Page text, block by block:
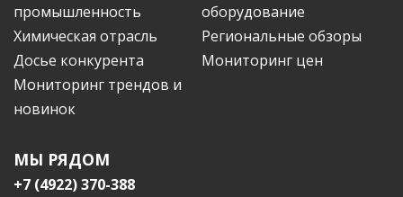
промышленность
оборудование
Химическая отрасль
Региональные обзоры
Досье конкурента
Мониторинг цен
Мониторинг трендов и
новинок
МЫ РЯДОМ
+7 (4922) 370-388